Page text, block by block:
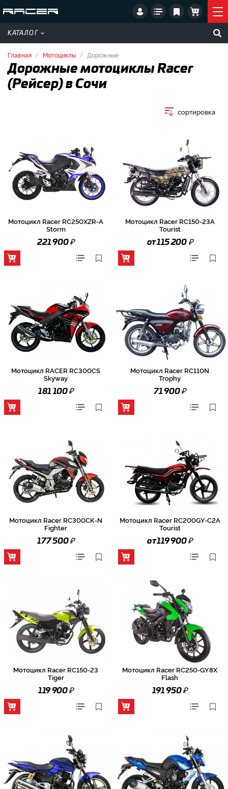
КАТАЛОГ
Главная Мотоциклы Дорожные
Дорожные мотоциклы Racer
(Рейсер) в Сочи
сортировка
Мотоцикл Racer RC250XZR-A
Storm
221 900₽
Мотоцикл Racer RC150-23A
Tourist
от 115 200₽
Мотоцикл RACER RC300CS
Skyway
181 100₽
Мотоцикл Racer RC110N
Trophy
71 900₽
Мотоцикл Racer RC300CK-N
Fighter
177 500₽
Мотоцикл Racer RC200GY-C2A
Tourist
от 119 900₽
Мотоцикл Racer RC150-23
Tiger
119 900₽
Мотоцикл Racer RC250-GY8X
Flash
191 950₽